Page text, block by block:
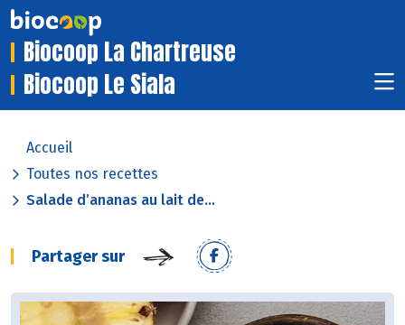
Biocoop La Chartreuse
Biocoop Le Siala
Accueil
Toutes nos recettes
Salade d’ananas au lait de...
Partager sur